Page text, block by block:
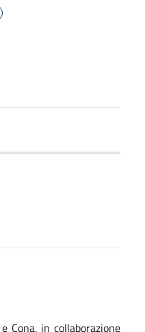
Cona, in collaborazione